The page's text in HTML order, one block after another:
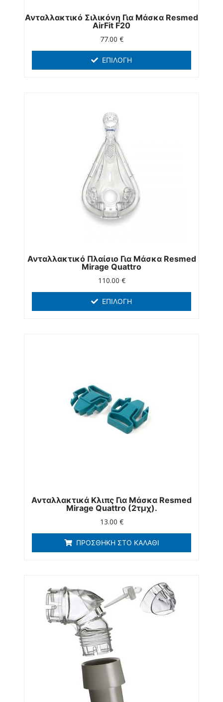
Ανταλλακτικό Σιλικόνη Για Μάσκα Resmed
AirFit F20
77.00 €
ΕΠΙΛΟΓΉ
Ανταλλακτικό Πλαίσιο Για Μάσκα Resmed
Mirage Quattro
110.00 €
ΕΠΙΛΟΓΉ
Ανταλλακτικά Κλιπς Για Μάσκα Resmed
Mirage Quattro (2τμχ).
13.00 €
ΠΡΟΣΘΉΚΗ ΣΤΟ ΚΑΛΆΘΙ